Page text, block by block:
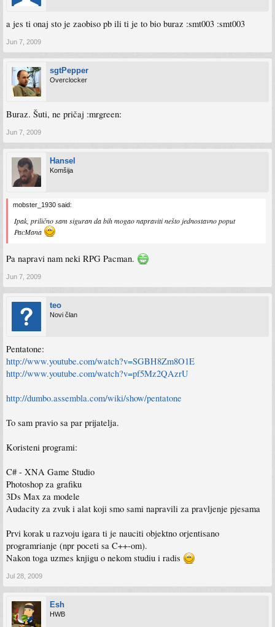
a jes ti onaj sto je zaobiso pb ili ti je to bio buraz :smt003 :smt003
Jun 7, 2009
sgtPepper
Overclocker
Buraz. Šuti, ne pričaj :mrgreen:
Jun 7, 2009
Hansel
Komšija
mobster_1930 said:
Ipak, prilično sam siguran da bih mogao napraviti nešto jednostavno poput
PacMana
Pa napravi nam neki RPG Pacman.
Jun 7, 2009
teo
Novi član
Pentatone:
http://www.youtube.com/watch?v=SGBH8Zm8O1E
http://www.youtube.com/watch?v=pf5Mz2QAzrU
http://dumbo.assembla.com/wiki/show/pentatone
To sam pravio sa par prijatelja.
Koristeni programi:
C# - XNA Game Studio
Photoshop za grafiku
3Ds Max za modele
Audacity za zvuk i alat koji smo sami napravili za pravljenje pjesama
Prvi korak u razvoju igara ti je nauciti objektno orjentisano
programrianje (npr poceti sa C++-om).
Nakon toga uzmes knjigu o nekom studiu i radis
Jul 28, 2009
Esh
HWB